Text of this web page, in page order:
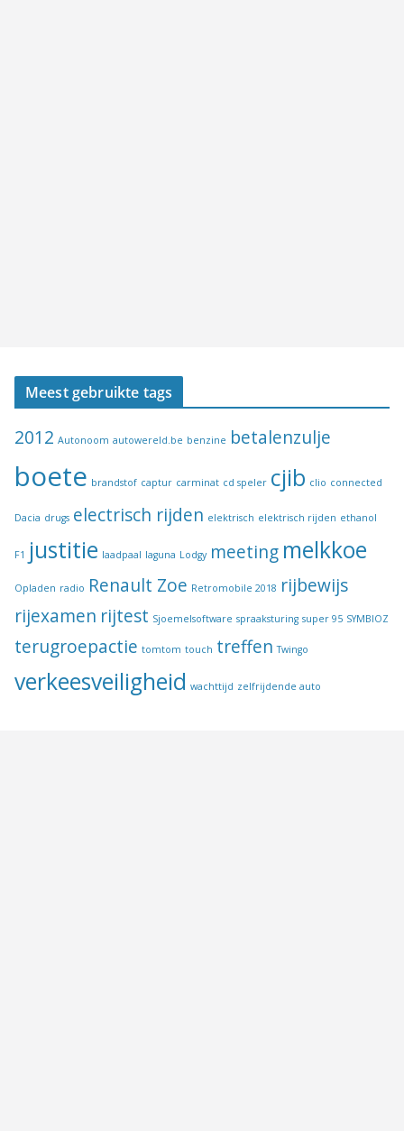
Meest gebruikte tags
2012 Autonoom autowereld.be benzine betalenzulje
boete brandstof captur carminat cd speler cjib clio connected
Dacia drugs electrisch rijden elektrisch elektrisch rijden ethanol
F1 justitie laadpaal laguna Lodgy meeting melkkoe
Opladen radio Renault Zoe Retromobile 2018 rijbewijs
rijexamen rijtest Sjoemelsoftware spraaksturing super 95 SYMBIOZ
terugroepactie tomtom touch treffen Twingo
verkeesveiligheid wachttijd zelfrijdende auto